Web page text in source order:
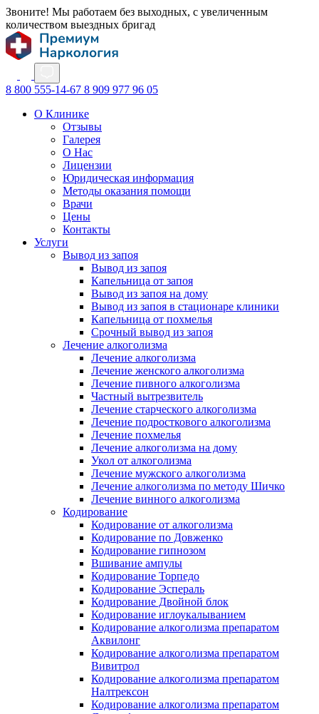
Звоните! Мы работаем без выходных, с увеличенным
количеством выездных бригад
8 800 555-14-67 8 909 977 96 05
О Клинике
Отзывы
Галерея
О Нас
Лицензии
Юридическая информация
Методы оказания помощи
Врачи
Цены
Контакты
Услуги
Вывод из запоя
Вывод из запоя
Капельница от запоя
Вывод из запоя на дому
Вывод из запоя в стационаре клиники
Капельница от похмелья
Срочный вывод из запоя
Лечение алкоголизма
Лечение алкоголизма
Лечение женского алкоголизма
Лечение пивного алкоголизма
Частный вытрезвитель
Лечение старческого алкоголизма
Лечение подросткового алкоголизма
Лечение похмелья
Лечение алкоголизма на дому
Укол от алкоголизма
Лечение мужского алкоголизма
Лечение алкоголизма по методу Шичко
Лечение винного алкоголизма
Кодирование
Кодирование от алкоголизма
Кодирование по Довженко
Кодирование гипнозом
Вшивание ампулы
Кодирование Торпедо
Кодирование Эспераль
Кодирование Двойной блок
Кодирование иглоукалыванием
Кодирование алкоголизма препаратом
Аквилонг
Кодирование алкоголизма препаратом
Вивитрол
Кодирование алкоголизма препаратом
Налтрексон
Кодирование алкоголизма препаратом